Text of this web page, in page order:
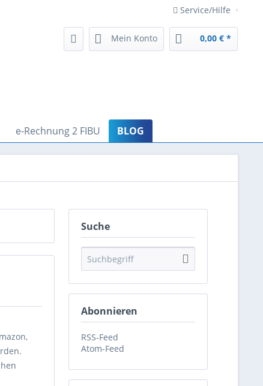
Service/Hilfe
Mein Konto 0,00 € *
e-Rechnung 2 FIBU BLOG
Suche
Abonnieren
RSS-Feed
Atom-Feed